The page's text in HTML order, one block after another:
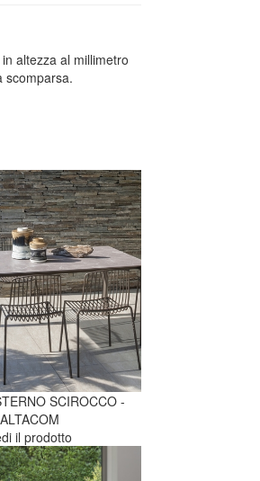
altezza al millimetro
scomparsa.
SCIROCCO -
ALTACOM
il prodotto